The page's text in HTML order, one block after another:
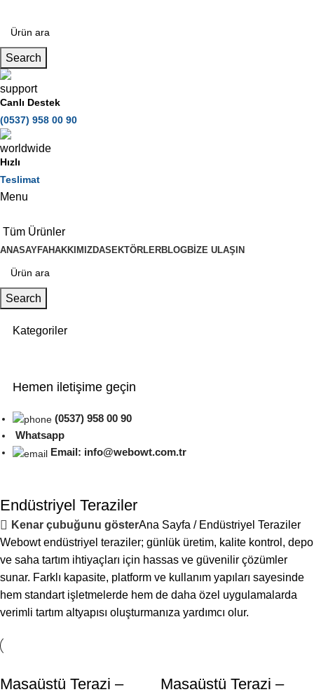
Search
Canlı Destek
(0537) 958 00 90
Hızlı
Teslimat
Menu
Tüm Ürünler
ANASAYFAHAKKIMIZDASEKTÖRLERBLOGBIZE ULAŞIN
Search
Kategoriler
Hemen iletişime geçin
(0537) 958 00 90
Whatsapp
Email: info@webowt.com.tr
Endüstriyel Teraziler
Kenar çubuğunu gösterAna Sayfa Endüstriyel Teraziler
Webowt endüstriyel teraziler; günlük üretim, kalite kontrol, depo
ve saha tartım ihtiyaçları için hassas ve güvenilir çözümler
sunar. Farklı kapasite, platform ve kullanım yapıları sayesinde
hem standart işletmelerde hem de daha özel uygulamalarda
verimli tartım altyapısı oluşturmanıza yardımcı olur.
Masaüstü Terazi –
Masaüstü Terazi –